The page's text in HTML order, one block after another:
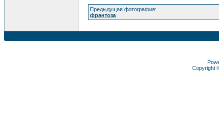
Предыдущая фотография:
франтоза
Copyright